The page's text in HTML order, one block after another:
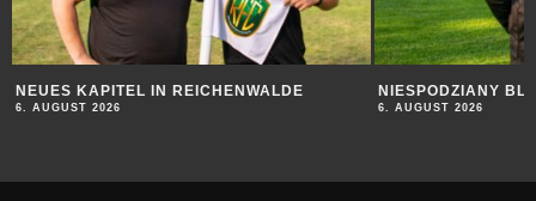
NIESPODZIANY BLEIBT SEINEM WEG TREU
6. AUGUST 2026
PATRICK ROSE
& TEAMGEIST